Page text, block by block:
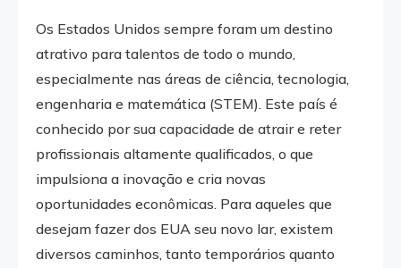
Os Estados Unidos sempre foram um destino
atrativo para talentos de todo o mundo,
especialmente nas áreas de ciência, tecnologia,
engenharia e matemática (STEM). Este país é
conhecido por sua capacidade de atrair e reter
profissionais altamente qualificados, o que
impulsiona a inovação e cria novas
oportunidades econômicas. Para aqueles que
desejam fazer dos EUA seu novo lar, existem
diversos caminhos, tanto temporários quanto